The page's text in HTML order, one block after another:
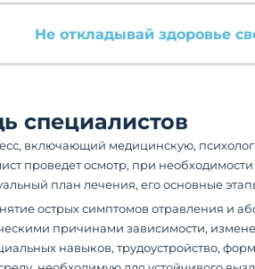
Не откладывай здоровье
специалистов
включающий медицинскую,
проведет осмотр, при
план лечения, его основные
острых симптомов отравления и
причинами зависимости,
навыков, трудоустройство,